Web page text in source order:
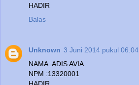
HADIR
Balas
Unknown 3 Juni 2014 pukul 06.04
NAMA :ADIS AVIA
NPM :13320001
HADIR